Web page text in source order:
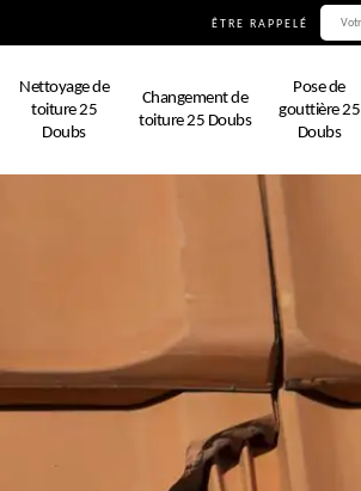
ÊTRE RAPPELÉ
Nettoyage de
toiture 25
Doubs
Changement de
toiture 25 Doubs
Pose de
gouttière 25
Doubs